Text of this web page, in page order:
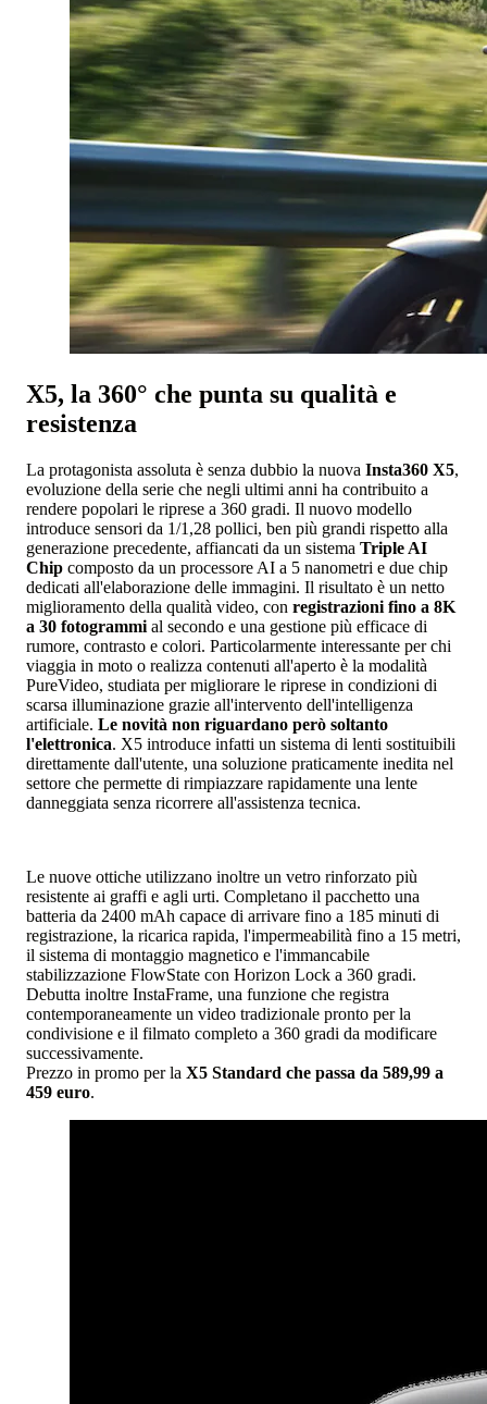
X5, la 360° che punta su qualità e
resistenza
La protagonista assoluta è senza dubbio la nuova Insta360 X5,
evoluzione della serie che negli ultimi anni ha contribuito a
rendere popolari le riprese a 360 gradi. Il nuovo modello
introduce sensori da 1/1,28 pollici, ben più grandi rispetto alla
generazione precedente, affiancati da un sistema Triple AI
Chip composto da un processore AI a 5 nanometri e due chip
dedicati all'elaborazione delle immagini. Il risultato è un netto
miglioramento della qualità video, con registrazioni fino a 8K
a 30 fotogrammi al secondo e una gestione più efficace di
rumore, contrasto e colori. Particolarmente interessante per chi
viaggia in moto o realizza contenuti all'aperto è la modalità
PureVideo, studiata per migliorare le riprese in condizioni di
scarsa illuminazione grazie all'intervento dell'intelligenza
artificiale. Le novità non riguardano però soltanto
l'elettronica. X5 introduce infatti un sistema di lenti sostituibili
direttamente dall'utente, una soluzione praticamente inedita nel
settore che permette di rimpiazzare rapidamente una lente
danneggiata senza ricorrere all'assistenza tecnica.
Le nuove ottiche utilizzano inoltre un vetro rinforzato più
resistente ai graffi e agli urti. Completano il pacchetto una
batteria da 2400 mAh capace di arrivare fino a 185 minuti di
registrazione, la ricarica rapida, l'impermeabilità fino a 15 metri,
il sistema di montaggio magnetico e l'immancabile
stabilizzazione FlowState con Horizon Lock a 360 gradi.
Debutta inoltre InstaFrame, una funzione che registra
contemporaneamente un video tradizionale pronto per la
condivisione e il filmato completo a 360 gradi da modificare
successivamente.
Prezzo in promo per la X5 Standard che passa da 589,99 a
459 euro.